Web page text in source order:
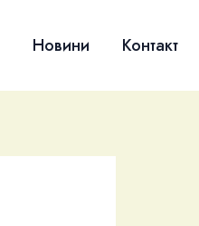
Новини Контакт